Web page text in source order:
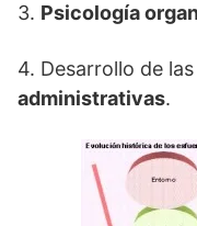
3. Psicología
4. Desarrollo de las
administrativas.